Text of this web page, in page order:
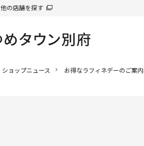
他の店舗を探す
ショップニュース お得なラフィネデーのご案内